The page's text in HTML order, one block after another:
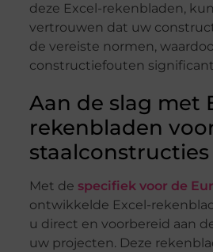
deze Excel-rekenbladen,
vertrouwen dat uw
de vereiste normen,
constructiefouten
Aan de slag met
rekenbladen
staalconstructies
Met de specifiek voor de
ontwikkelde Excel-
u direct en voorbereid aan
uw projecten. Deze